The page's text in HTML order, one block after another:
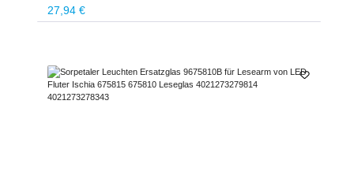
Regulärer Preis:
27,94 €